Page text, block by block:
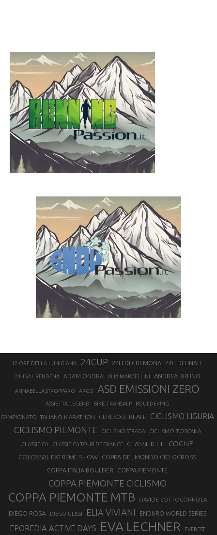
12 ORE DELLA LUNIGIANA 24CUP 24H DI CREMONA 24H DI FINALE
24H VAL RENDENA ADAM ONDRA ALIA MARCELLINI ANDREA BRUNO
ANNABELLA STROPPARO ARCO ASD EMISSIONI ZERO
ASSIETTA LEGEND BIKE TRANSALP BOULDERING
CAMPIONATO ITALIANO MARATHON CERESOLE REALE CICLISMO LIGURIA
CICLISMO PIEMONTE CICLISMO STRADA CICLISMO TOSCANA
CLASSIFICA CLASSIFICA TOUR DE FRANCE CLASSIFICHE COGNE
COLOSSAL EXTREME SHOW
COPPA DEL MONDO CICLOCROSS
COPPA ITALIA BOULDER
COPPA PIEMONTE
COPPA PIEMONTE CICLISMO
COPPA PIEMONTE MTB DAVIDE SOTTOCORNOLA
DIEGO ROSA DIEGO ULISSI ELIA VIVIANI ENDURO WORLD SERIES
EPOREDIA ACTIVE DAYS EVA LECHNER EVEREST